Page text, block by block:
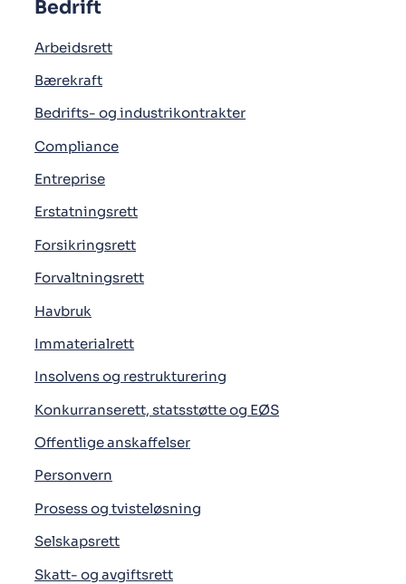
Bedrift
Arbeidsrett
Bærekraft
Bedrifts- og industrikontrakter
Compliance
Entreprise
Erstatningsrett
Forsikringsrett
Forvaltningsrett
Havbruk
Immaterialrett
Insolvens og restrukturering
Konkurranserett, statsstøtte og EØS
Offentlige anskaffelser
Personvern
Prosess og tvisteløsning
Selskapsrett
Skatt- og avgiftsrett